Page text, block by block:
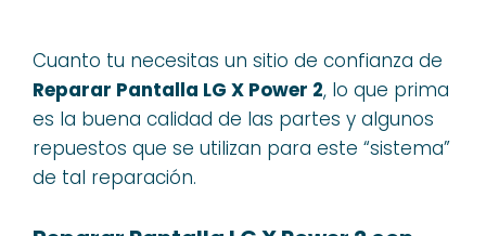
Cuanto tu necesitas un sitio de confianza de
Reparar Pantalla LG X Power 2, lo que prima
es la buena calidad de las partes y algunos
repuestos que se utilizan para este “sistema”
de tal reparación.